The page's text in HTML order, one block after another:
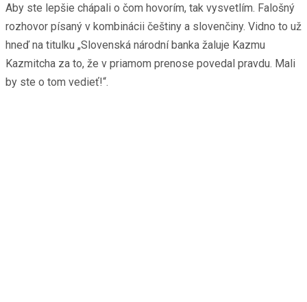
Aby ste lepšie chápali o čom hovorím, tak vysvetlím. Falošný
rozhovor písaný v kombinácii češtiny a slovenčiny. Vidno to už
hneď na titulku „Slovenská národní banka žaluje Kazmu
Kazmitcha za to, že v priamom prenose povedal pravdu. Mali
by ste o tom vedieť!“.